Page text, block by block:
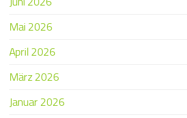
Mai 2026
April 2026
März 2026
Januar 2026